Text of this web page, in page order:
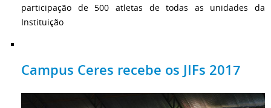
participação de 500 atletas de todas as unidades da
Instituição
Campus Ceres recebe os JIFs 2017